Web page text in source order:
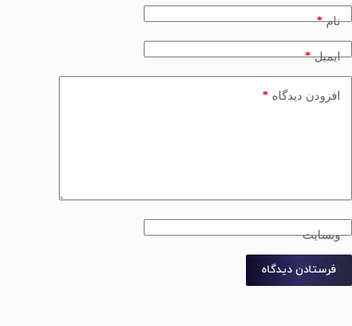
نام*
ایمیل*
افزودن دیدگاه *
وبسایت
فرستادن دیدگاه